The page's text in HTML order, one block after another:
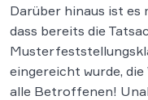
Darüber hinaus ist es
dass bereits die
eingereicht wurde,
alle Betroffenen!